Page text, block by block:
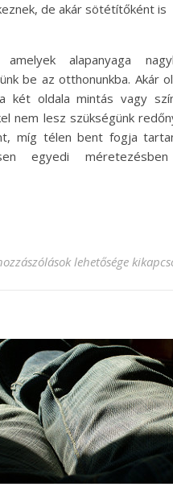
de akár sötétítőként is
alapanyaga
be az otthonunkba. Akár
két oldala mintás vagy
nem lesz szükségünk
míg télen bent fogja
egyedi
helyettesítő függönyök
lehetősége